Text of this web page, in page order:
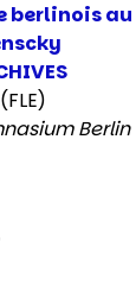
berlinois au
Berlin